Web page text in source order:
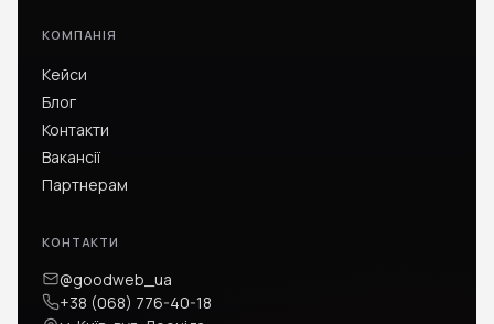
КОМПАНІЯ
Кейси
Блог
Контакти
Вакансії
Партнерам
КОНТАКТИ
@goodweb_ua
+38 (068) 776-40-18